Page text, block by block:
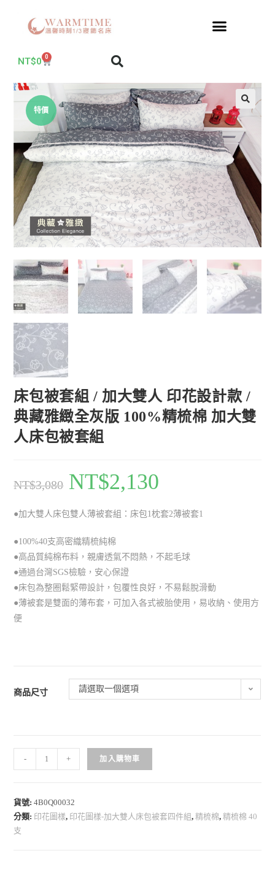
NT$0 0
特價
床包被套組 / 加大雙人 印花設計款 /
典藏雅緻全灰版 100%精梳棉 加大雙
人床包被套組
NT$3,080 NT$2,130
●加大雙人床包雙人薄被套組：床包1枕套2薄被套1
●100%40支高密織精梳純棉
●高品質純棉布料，親膚透氣不悶熱，不起毛球
●通過台灣SGS檢驗，安心保證
●床包為整圈鬆緊帶設計，包覆性良好，不易鬆脫滑動
●薄被套是雙面的薄布套，可加入各式被胎使用，易收納、使用方
便
商品尺寸 請選取一個選項
- + 加入購物車
貨號:4B0Q00032
分類: 印花圖樣, 印花圖樣-加大雙人床包被套四件組,精梳棉,精梳棉 40
支